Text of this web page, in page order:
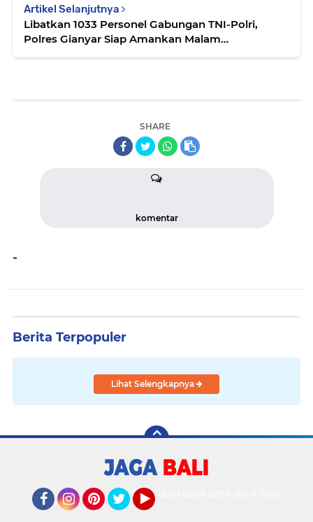
Artikel Selanjutnya
Libatkan 1033 Personel Gabungan TNI-Polri,
Polres Gianyar Siap Amankan Malam
SHARE
komentar
-
Berita Terpopuler
Lihat Selengkapnya